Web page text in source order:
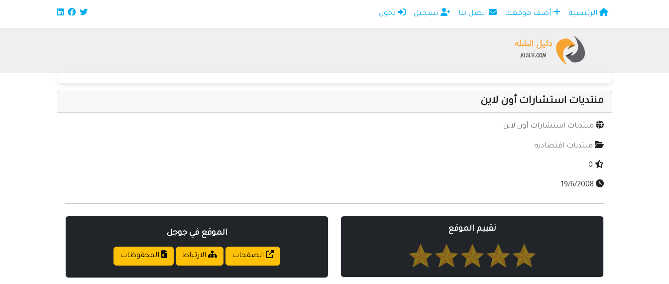
الرئيسية أضف موقعك اتصل بنا تسجيل دخول
منتديات استشارات أون لاين
منتديات استشارات أون لاين
منتديات اقتصاديه
تقييم الموقع الموقع في جوجل
الصفحات الارتباط المحفوظات